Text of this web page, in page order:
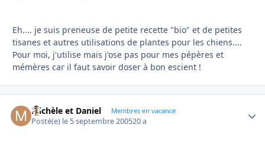
Eh.... je suis preneuse de petite recette "bio" et de petites
tisanes et autres utilisations de plantes pour les chiens....
Pour moi, j'utilise mais j'ose pas pour mes pépères et
mémères car il faut savoir doser à bon escient !
Michèle et Daniel Membres en vacance
Posté(e) le 5 septembre 200520 a